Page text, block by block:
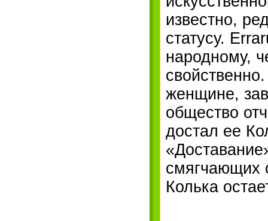
известно,
статусу.
народному,
женщине,
общество
достал ее
смягчающих
Колька